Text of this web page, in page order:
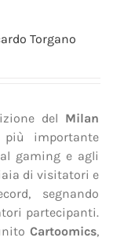
Torgano
del Milan
importante
gaming e agli
di visitatori e
segnando
partecipanti.
Cartoomics,